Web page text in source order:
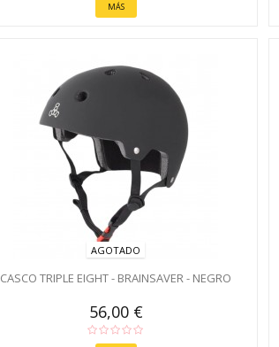
MÁS
AGOTADO
CASCO TRIPLE EIGHT - BRAINSAVER - NEGRO
56,00 €